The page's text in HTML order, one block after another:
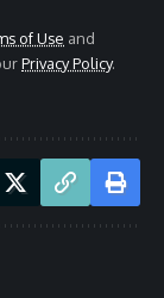
of Use and
Privacy Policy.